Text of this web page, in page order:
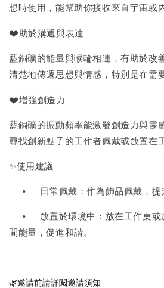
想時使用，能幫助你接收來自宇宙或
❤️助於溝通與表達
藍銅礦的能量與喉輪相連，有助於改
清楚地傳遞思想與情感，特別是在需
❤️增強創造力
藍銅礦的振動頻率能激發創造力與靈
尋找創新點子的工作者佩戴或放置在
✨使用建議
• 日常佩戴：作為飾品佩戴，提
•
放置於環境中：放在工作桌
間能量，促進和諧。
🌿邀請前請詳閱邀請須知